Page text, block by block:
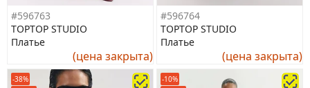
#596763
TOPTOP STUDIO
Платье
(цена закрыта)
#596764
TOPTOP STUDIO
Платье
(цена закрыта)
-38%
-10%